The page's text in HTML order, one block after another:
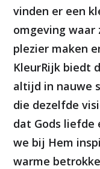
vinden er een
omgeving waar
plezier maken
KleurRijk biedt
altijd in nauwe
die dezelfde
dat Gods liefde
we bij Hem
warme